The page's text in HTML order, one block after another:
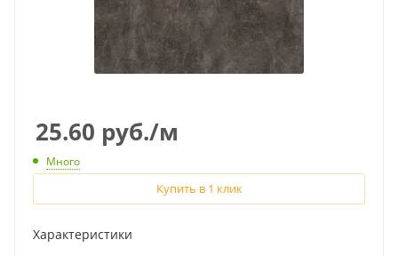
25.60 руб./м
Много
Купить в 1 клик
Характеристики